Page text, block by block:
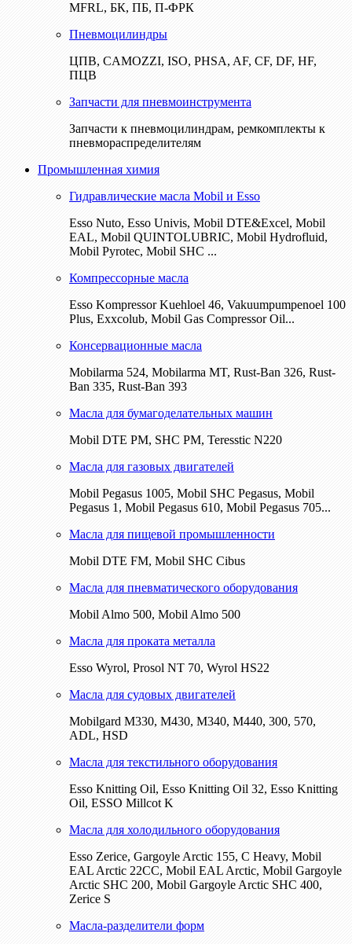
MFRL, БК, ПБ, П-ФРК
Пневмоцилиндры
ЦПВ, CAMOZZI, ISO, PHSA, AF, CF, DF, HF,
ПЦВ
Запчасти для пневмоинструмента
Запчасти к пневмоцилиндрам, ремкомплекты к
пневмораспределителям
Промышленная химия
Гидравлические масла Mobil и Esso
Esso Nuto, Esso Univis, Mobil DTE&Excel, Mobil
EAL, Mobil QUINTOLUBRIC, Mobil Hydrofluid,
Mobil Pyrotec, Mobil SHC ...
Компрессорные масла
Esso Kompressor Kuehloel 46, Vakuumpumpenoel 100
Plus, Exxcolub, Mobil Gas Compressor Oil...
Консервационные масла
Mobilarma 524, Mobilarma MT, Rust-Ban 326, Rust-
Ban 335, Rust-Ban 393
Масла для бумагоделательных машин
Mobil DTE РМ, SHC PM, Teresstic N220
Масла для газовых двигателей
Mobil Pegasus 1005, Mobil SHC Pegasus, Mobil
Pegasus 1, Mobil Pegasus 610, Mobil Pegasus 705...
Масла для пищевой промышленности
Mobil DTE FM, Mobil SHC Cibus
Масла для пневматического оборудования
Mobil Almo 500, Mobil Almo 500
Масла для проката металла
Esso Wyrol, Prosol NT 70, Wyrol HS22
Масла для судовых двигателей
Mobilgard M330, M430, M340, M440, 300, 570,
ADL, HSD
Масла для текстильного оборудования
Esso Knitting Oil, Esso Knitting Oil 32, Esso Knitting
Oil, ESSO Millcot K
Масла для холодильного оборудования
Esso Zerice, Gargoyle Arctic 155, С Heavy, Mobil
EAL Arctic 22CC, Mobil EAL Arctic, Mobil Gargoyle
Arctic SHC 200, Mobil Gargoyle Arctic SHC 400,
Zerice S
Масла-разделители форм